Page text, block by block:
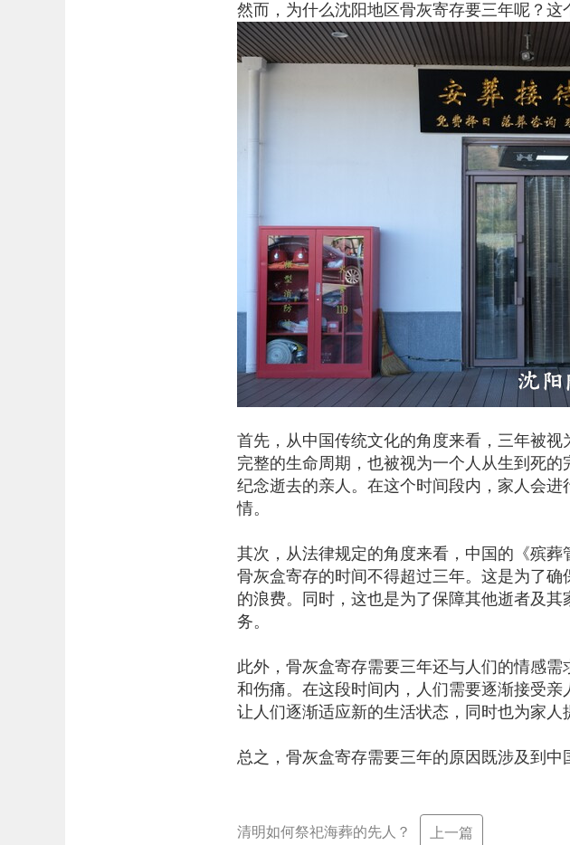
然而，为什么沈阳地区骨灰寄存要三年呢？这
首先，从中国传统文化的角度来看，三年被
完整的生命周期，也被视为一个人从生到死
纪念逝去的亲人。在这个时间段内，家人会
情。
其次，从法律规定的角度来看，中国的《殡
骨灰盒寄存的时间不得超过三年。这是为了
的浪费。同时，这也是为了保障其他逝者及
务。
此外，骨灰盒寄存需要三年还与人们的情感
和伤痛。在这段时间内，人们需要逐渐接受
让人们逐渐适应新的生活状态，同时也为家人
总之，骨灰盒寄存需要三年的原因既涉及到中
清明如何祭祀海葬的先人？ 上一篇